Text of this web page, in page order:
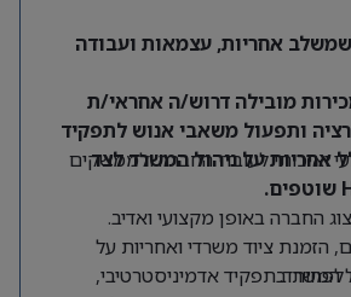
אחריות, עצמאות ועבודה
מובילה דרוש/ה אחראי/ת
ותפעול משאבי אנוש לתפקיד
אחריות על ניהול המשרד לצד
ואיכותי לעובדי החברה ולממשקים
החברה באופן מקצועי ואדיב.
הזמנת ציוד משרדי ואחריות על
המשרד.
לפחות בתפקיד אדמיניסטרטיבי,